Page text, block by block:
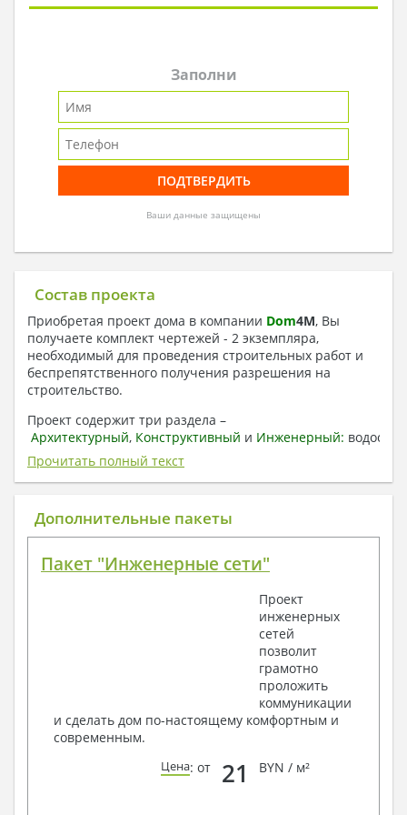
Заполни
Ваши данные защищены
Состав проекта
Приобретая проект дома в компании Dom4M, Вы
получаете комплект чертежей - 2 экземпляра,
необходимый для проведения строительных работ и
беспрепятственного получения разрешения на
строительство.
Проект содержит три раздела –
Архитектурный, Конструктивный и Инженерный:
отопление, вентиляция, канализация,
электроснабжение (приобретается за дополнительную
плату) + Пояснительная записка.
1. Архитектурный раздел:
План координационных осей
Поэтажные маркировочные планы с
Разрезы и состав конструкций
Фасады с ведомостью внешних отделок
Элементы проемов – спецификация
Ведомость перемычек – сечения и
спецификация
Экспликация полов
Архитектурные узлы в конструкциях
Прочитать полный текст
Дополнительные пакеты
Пакет "Инженерные сети"
Проект
инженерных
сетей
позволит
грамотно
проложить
коммуникации
и сделать дом по-настоящему комфортным и
современным.
Цена: от 21 BYN / м²